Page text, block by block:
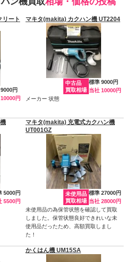
リート
円
円
マキタ(makita) カクハン機 UT2204
中古品
買取相場
標準 9000円
当社 10000円
メーカー 状態
5000円
5500円
マキタ(makita) 充電式カクハン機
UT001GZ
未使用品
買取相場
標準 27000円
当社 28000円
未使用品の為保管状態を確認して買取
しました。保管状態良好できれいな未
使用品だったため、高額買取しまし
た！
かくはん機 UM15SA